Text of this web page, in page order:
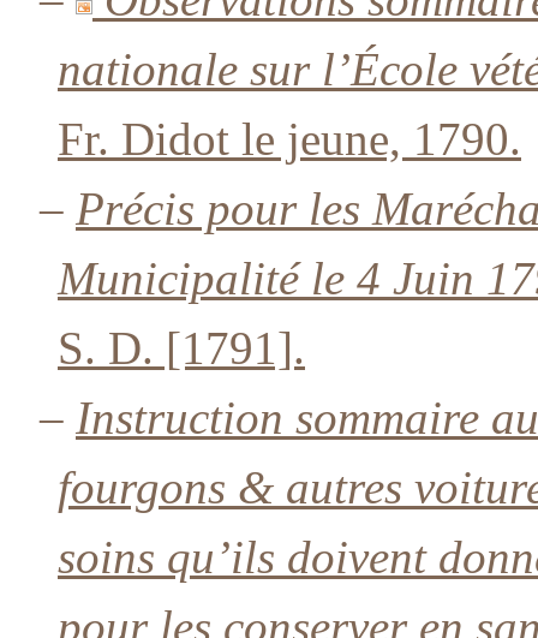
nationale sur l’École
Fr. Didot le jeune, 1790.
– Précis pour les
Municipalité le 4 Juin
S. D. [1791].
– Instruction sommaire
fourgons & autres
soins qu’ils doivent
pour les conserver en